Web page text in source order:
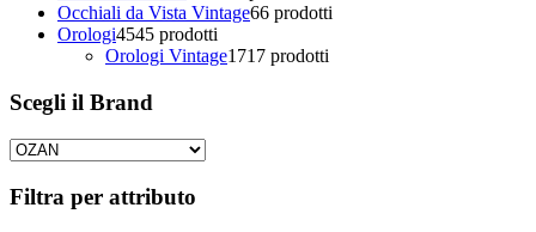
Occhiali da Vista Vintage66 prodotti
Orologi4545 prodotti
Orologi Vintage1717 prodotti
Scegli il Brand
Filtra per attributo